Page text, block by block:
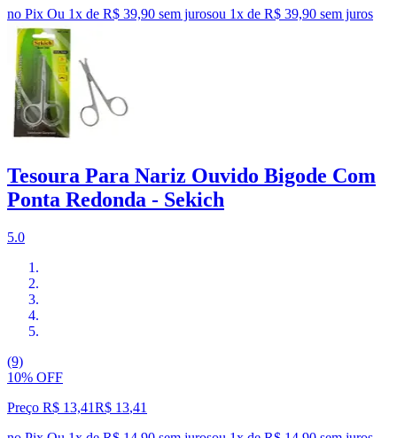
no Pix Ou 1x de R$ 39,90 sem jurosou 1x de R$ 39,90 sem juros
Tesoura Para Nariz Ouvido Bigode Com
Ponta Redonda - Sekich
5.0
(9)
10% OFF
Preço R$ 13,41R$ 13,41